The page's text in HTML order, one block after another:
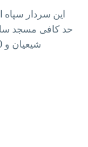
این سردار سپاه
شیعیان و 10 هزار مسجد اهل سنت در ایران وجود دارد